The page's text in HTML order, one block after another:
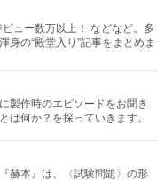
ュー数万以上！ などなど。多
身の“殿堂入り”記事をまとめま
製作時のエピソードをお聞き
は何か？を探っていきます。
赫本』は、〈試験問題〉の形